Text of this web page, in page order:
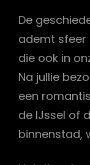
De
ademt sfeer
die ook in
Na jullie
een
de IJssel of
binnenstad,